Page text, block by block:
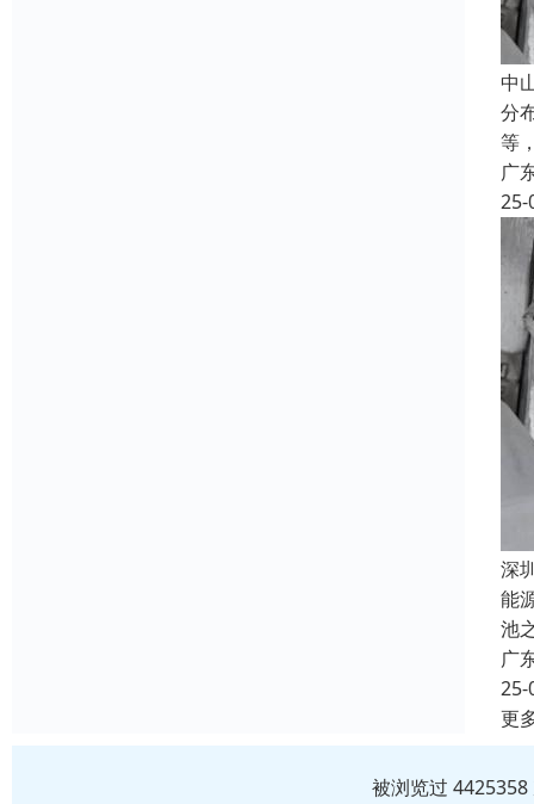
中
分
等
广
25-
深
能
池
广
25-
更
被浏览过